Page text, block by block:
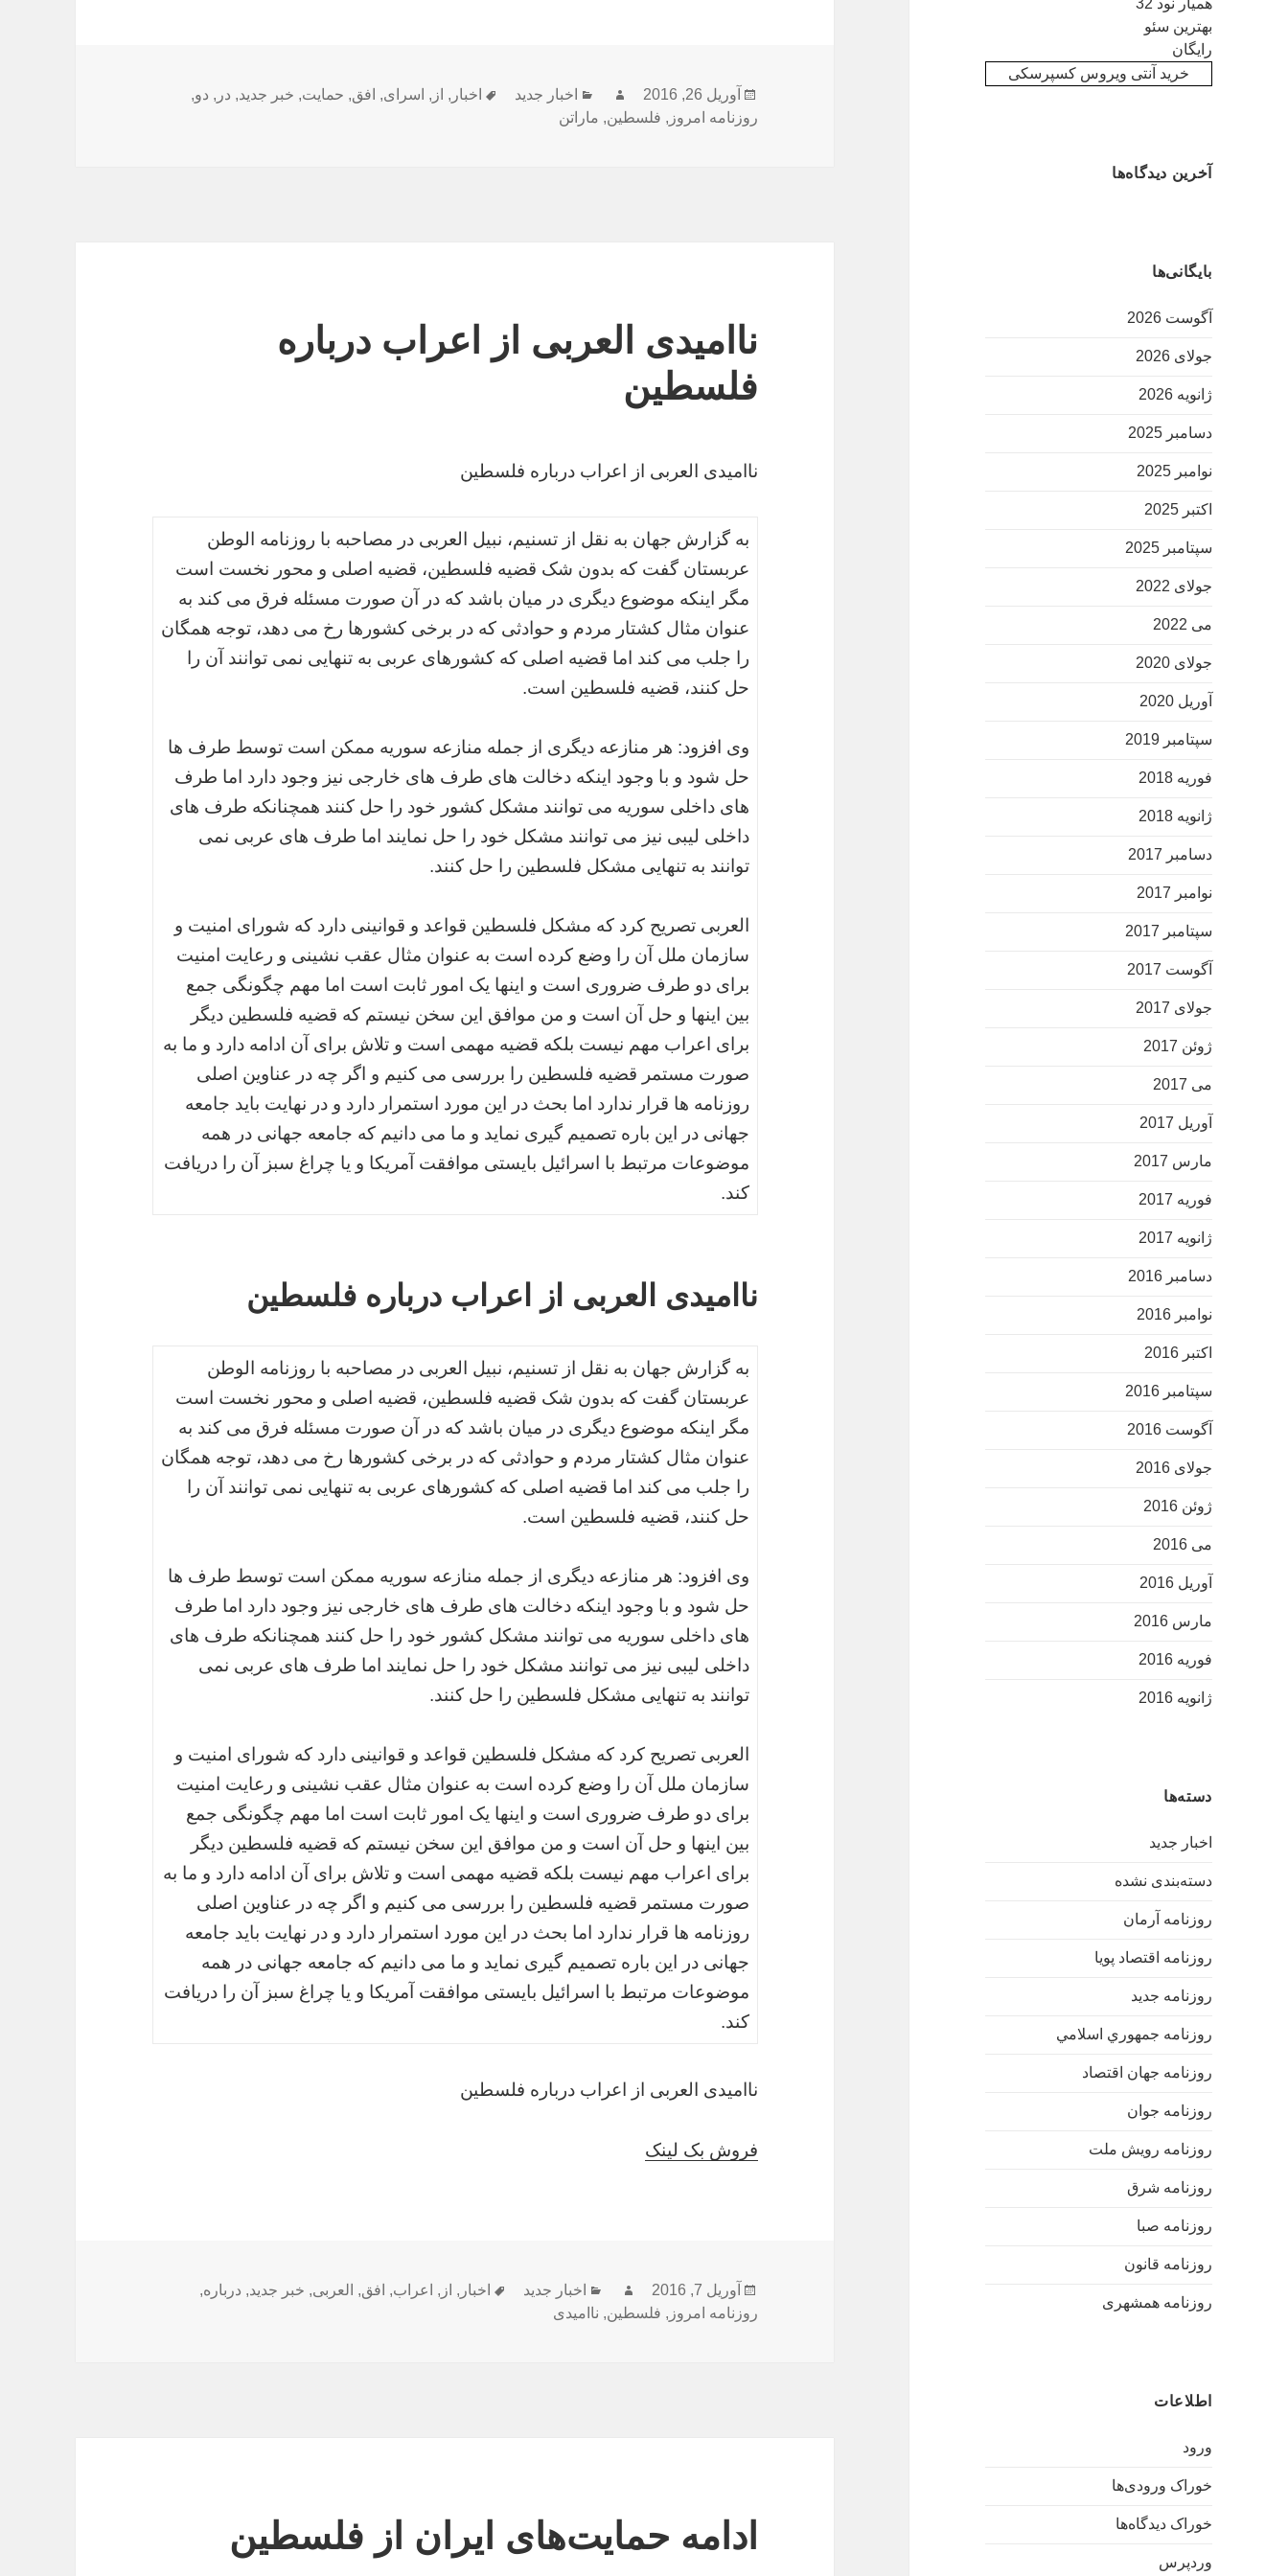
همیار نود 32
بهترین سئو
رایگان
خرید آنتی ویروس کسپرسکی
آخرین دیدگاه‌ها
بایگانی‌ها
آگوست 2026
جولای 2026
ژانویه 2026
دسامبر 2025
نوامبر 2025
اکتبر 2025
سپتامبر 2025
جولای 2022
می 2022
جولای 2020
آوریل 2020
سپتامبر 2019
فوریه 2018
ژانویه 2018
دسامبر 2017
نوامبر 2017
سپتامبر 2017
آگوست 2017
جولای 2017
ژوئن 2017
می 2017
آوریل 2017
مارس 2017
فوریه 2017
ژانویه 2017
دسامبر 2016
نوامبر 2016
اکتبر 2016
سپتامبر 2016
آگوست 2016
جولای 2016
ژوئن 2016
می 2016
آوریل 2016
مارس 2016
فوریه 2016
ژانویه 2016
دسته‌ها
اخبار جدید
دسته‌بندی نشده
روزنامه آرمان
روزنامه اقتصاد پویا
روزنامه جدید
روزنامه جمهوري اسلامي
روزنامه جهان اقتصاد
روزنامه جوان
روزنامه رویش ملت
روزنامه شرق
روزنامه صبا
روزنامه قانون
روزنامه همشهری
اطلاعات
ورود
خوراک ورودی‌ها
خوراک دیدگاه‌ها
وردپرس
ارسال
شده
آوریل 26, 2016 نویسندهدسته‌ها
اخبار جدید برچسب‌ها
اخبار , از , اسرای, افق, حمایت, خبر جدید, در , دو,
روزنامه امروز , فلسطین, ماراتن
ناامیدی العربی از اعراب درباره
فلسطین
ناامیدی العربی از اعراب درباره فلسطین
به گزارش جهان به نقل از تسنیم، نبیل العربی در مصاحبه با روزنامه الوطن
عربستان گفت که بدون شک قضیه فلسطین، قضیه اصلی و محور نخست است
مگر اینکه موضوع دیگری در میان باشد که در آن صورت مسئله فرق می کند به
عنوان مثال کشتار مردم و حوادثی که در برخی کشورها رخ می دهد، توجه همگان
را جلب می کند اما قضیه اصلی که کشورهای عربی به تنهایی نمی توانند آن را
حل کنند، قضیه فلسطین است.
وی افزود: هر منازعه دیگری از جمله منازعه سوریه ممکن است توسط طرف ها
حل شود و با وجود اینکه دخالت های طرف های خارجی نیز وجود دارد اما طرف
های داخلی سوریه می توانند مشکل کشور خود را حل کنند همچنانکه طرف های
داخلی لیبی نیز می توانند مشکل خود را حل نمایند اما طرف های عربی نمی
توانند به تنهایی مشکل فلسطین را حل کنند.
العربی تصریح کرد که مشکل فلسطین قواعد و قوانینی دارد که شورای امنیت و
سازمان ملل آن را وضع کرده است به عنوان مثال عقب نشینی و رعایت امنیت
برای دو طرف ضروری است و اینها یک امور ثابت است اما مهم چگونگی جمع
بین اینها و حل آن است و من موافق این سخن نیستم که قضیه فلسطین دیگر
برای اعراب مهم نیست بلکه قضیه مهمی است و تلاش برای آن ادامه دارد و ما به
صورت مستمر قضیه فلسطین را بررسی می کنیم و اگر چه در عناوین اصلی
روزنامه ها قرار ندارد اما بحث در این مورد استمرار دارد و در نهایت باید جامعه
جهانی در این باره تصمیم گیری نماید و ما می دانیم که جامعه جهانی در همه
موضوعات مرتبط با اسرائیل بایستی موافقت آمریکا و یا چراغ سبز آن را دریافت
کند.
ناامیدی العربی از اعراب درباره فلسطین
به گزارش جهان به نقل از تسنیم، نبیل العربی در مصاحبه با روزنامه الوطن
عربستان گفت که بدون شک قضیه فلسطین، قضیه اصلی و محور نخست است
مگر اینکه موضوع دیگری در میان باشد که در آن صورت مسئله فرق می کند به
عنوان مثال کشتار مردم و حوادثی که در برخی کشورها رخ می دهد، توجه همگان
را جلب می کند اما قضیه اصلی که کشورهای عربی به تنهایی نمی توانند آن را
حل کنند، قضیه فلسطین است.
وی افزود: هر منازعه دیگری از جمله منازعه سوریه ممکن است توسط طرف ها
حل شود و با وجود اینکه دخالت های طرف های خارجی نیز وجود دارد اما طرف
های داخلی سوریه می توانند مشکل کشور خود را حل کنند همچنانکه طرف های
داخلی لیبی نیز می توانند مشکل خود را حل نمایند اما طرف های عربی نمی
توانند به تنهایی مشکل فلسطین را حل کنند.
العربی تصریح کرد که مشکل فلسطین قواعد و قوانینی دارد که شورای امنیت و
سازمان ملل آن را وضع کرده است به عنوان مثال عقب نشینی و رعایت امنیت
برای دو طرف ضروری است و اینها یک امور ثابت است اما مهم چگونگی جمع
بین اینها و حل آن است و من موافق این سخن نیستم که قضیه فلسطین دیگر
برای اعراب مهم نیست بلکه قضیه مهمی است و تلاش برای آن ادامه دارد و ما به
صورت مستمر قضیه فلسطین را بررسی می کنیم و اگر چه در عناوین اصلی
روزنامه ها قرار ندارد اما بحث در این مورد استمرار دارد و در نهایت باید جامعه
جهانی در این باره تصمیم گیری نماید و ما می دانیم که جامعه جهانی در همه
موضوعات مرتبط با اسرائیل بایستی موافقت آمریکا و یا چراغ سبز آن را دریافت
کند.
ناامیدی العربی از اعراب درباره فلسطین
فروش بک لینک
ارسال
شده
آوریل 7, 2016 نویسندهدسته‌ها
اخبار جدید برچسب‌ها
اخبار , از , اعراب, افق, العربی, خبر جدید, درباره,
روزنامه امروز , فلسطین, ناامیدی
ادامه حمایت‌های ایران از فلسطین